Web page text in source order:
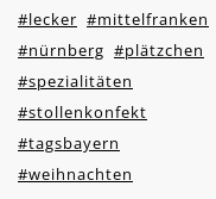
#lecker #mittelfranken
#nürnberg #plätzchen
#spezialitäten
#stollenkonfekt
#tagsbayern
#weihnachten